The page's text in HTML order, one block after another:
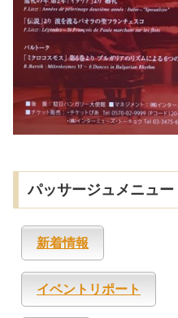
パッサージュメニュー
新着情報
イベントリポート